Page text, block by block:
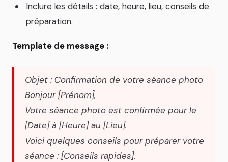
Inclure les détails : date, heure, lieu, conseils de
préparation.
Template de message :
Objet : Confirmation de votre séance photo
Bonjour [Prénom],
Votre séance photo est confirmée pour le
[Date] à [Heure] au [Lieu].
Voici quelques conseils pour préparer votre
séance : [Conseils rapides].